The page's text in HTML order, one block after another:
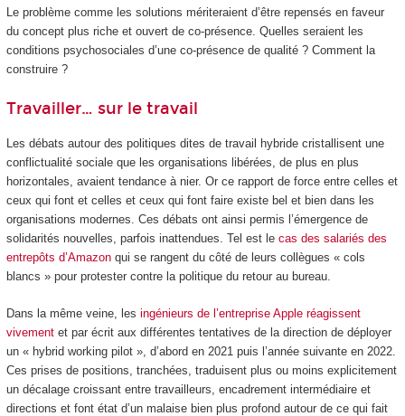
Le problème comme les solutions mériteraient d’être repensés en faveur
du concept plus riche et ouvert de co-présence. Quelles seraient les
conditions psychosociales d’une co-présence de qualité ? Comment la
construire ?
Travailler… sur le travail
Les débats autour des politiques dites de travail hybride cristallisent une
conflictualité sociale que les organisations libérées, de plus en plus
horizontales, avaient tendance à nier. Or ce rapport de force entre celles et
ceux qui font et celles et ceux qui font faire existe bel et bien dans les
organisations modernes. Ces débats ont ainsi permis l’émergence de
solidarités nouvelles, parfois inattendues. Tel est le cas des salariés des
entrepôts d’Amazonqui se rangent du côté de leurs collègues « cols
blancs » pour protester contre la politique du retour au bureau.
Dans la même veine, les ingénieurs de l’entreprise Apple réagissent
vivementet par écrit aux différentes tentatives de la direction de déployer
un « hybrid working pilot », d’abord en 2021 puis l’année suivante en 2022.
Ces prises de positions, tranchées, traduisent plus ou moins explicitement
un décalage croissant entre travailleurs, encadrement intermédiaire et
directions et font état d’un malaise bien plus profond autour de ce qui fait